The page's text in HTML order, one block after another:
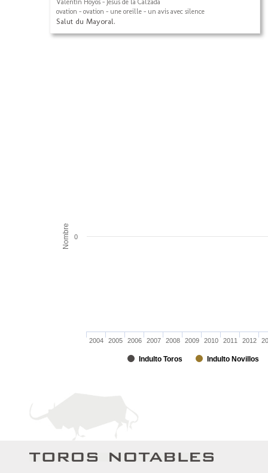
Valentín Hoyos - Jesús de la Calzada
ovation - ovation - une oreille - un avis avec silence
Salut du Mayoral.
Nombre
Indulto Toros Indulto Novillos
2004 2005 2006 2007 2008 2009 2010 2011 2012
0